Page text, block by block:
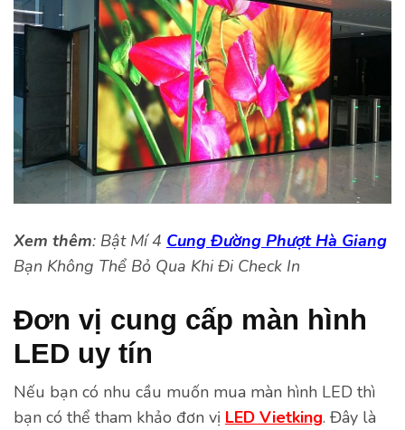
Xem thêm: Bật Mí 4 Cung Đường Phượt Hà Giang
Bạn Không Thể Bỏ Qua Khi Đi Check In
Đơn vị cung cấp màn hình
LED uy tín
Nếu bạn có nhu cầu muốn mua màn hình LED thì
bạn có thể tham khảo đơn vị LED Vietking. Đây là